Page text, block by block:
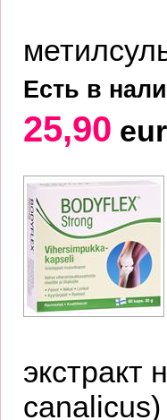
Есть в
25,90
экстракт